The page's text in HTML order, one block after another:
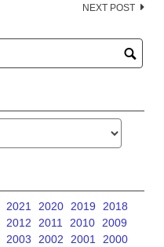
NEXT POST
2021 2020 2019
2018
2012 2011 2010
2009
2003 2002 2001
2000